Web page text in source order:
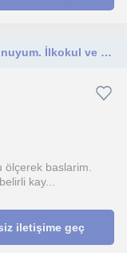
İlköğretim Matematik Öğretmenliği mezunuyum. İlkokul ve ortaokul Matematik dersleri verebilirim.
baslarim.
kay...
iletişime geç